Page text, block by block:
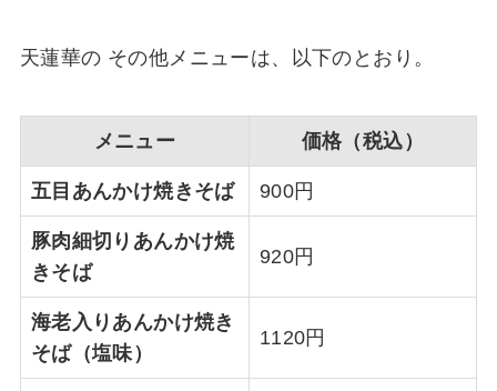
天蓮華の その他メニューは、以下のとおり。
メニュー 価格（税込）
五目あんかけ焼きそば 900円
豚肉細切りあんかけ焼
きそば
920円
海老入りあんかけ焼き
そば（塩味）
1120円